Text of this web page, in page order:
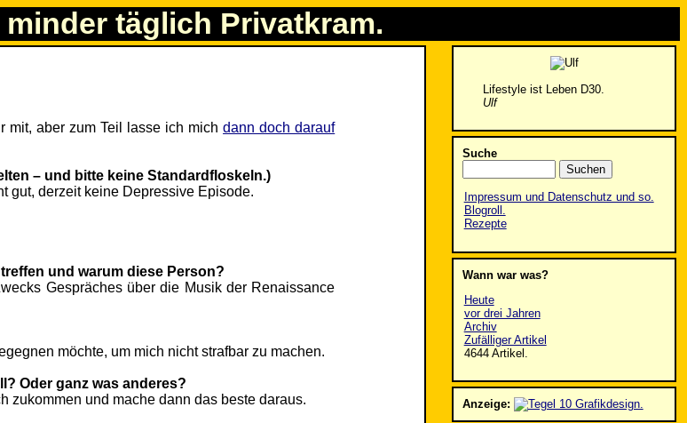
minder täglich Privatkram.
mit, aber zum Teil lasse ich michdann doch darauf
– und bitte keine Standardfloskeln.)
gut, derzeit keine Depressive Episode.
und warum diese Person?
Gespräches über die Musik der Renaissance
möchte, um mich nicht strafbar zu machen.
Oder ganz was anderes?
zukommen und mache dann das beste daraus.
Lifestyle ist Leben D30.
Ulf
Suche
Impressum und Datenschutz und so.
Blogroll.
Rezepte
Wann war was?
Heute
vor drei Jahren
Archiv
Zufälliger Artikel
4644 Artikel.
Anzeige: